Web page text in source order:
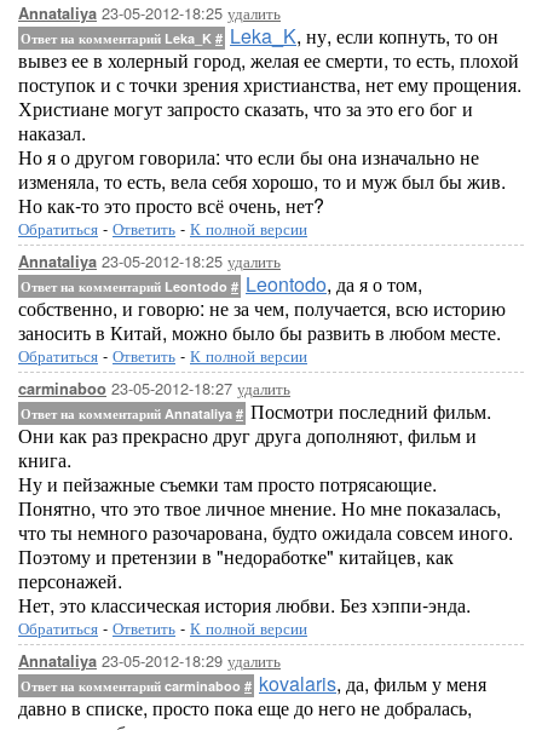
Annataliya 23-05-2012-18:25 удалить
Ответ на комментарий Leka_K # Leka_K, ну, если копнуть, то он
вывез ее в холерный город, желая ее смерти, то есть, плохой
поступок и с точки зрения христианства, нет ему прощения.
Христиане могут запросто сказать, что за это его бог и
наказал.
Но я о другом говорила: что если бы она изначально не
изменяла, то есть, вела себя хорошо, то и муж был бы жив.
Но как-то это просто всё очень, нет?
Обратиться - Ответить - К полной версии
Annataliya 23-05-2012-18:25 удалить
Ответ на комментарий Leontodo # Leontodo, да я о том,
собственно, и говорю: не за чем, получается, всю историю
заносить в Китай, можно было бы развить в любом месте.
Обратиться - Ответить - К полной версии
carminaboo 23-05-2012-18:27 удалить
Ответ на комментарий Annataliya # Посмотри последний фильм.
Они как раз прекрасно друг друга дополняют, фильм и
книга.
Ну и пейзажные съемки там просто потрясающие.
Понятно, что это твое личное мнение. Но мне показалась,
что ты немного разочарована, будто ожидала совсем иного.
Поэтому и претензии в "недоработке" китайцев, как
персонажей.
Нет, это классическая история любви. Без хэппи-энда.
Обратиться - Ответить - К полной версии
Annataliya 23-05-2012-18:29 удалить
Ответ на комментарий carminaboo # kovalaris, да, фильм у меня
давно в списке, просто пока еще до него не добралась,